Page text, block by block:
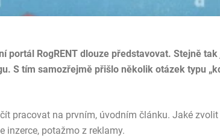
portál RogRENT dlouze představovat. Stejně
S tím samozřejmě přišlo několik otázek typu
pracovat na prvním, úvodním článku. Jaké
inzerce, potažmo z reklamy.